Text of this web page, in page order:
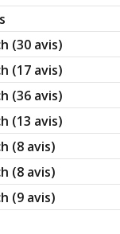
(30 avis)
(17 avis)
(36 avis)
(13 avis)
(8 avis)
(8 avis)
(9 avis)